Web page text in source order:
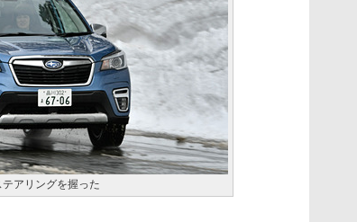
アリングを握った